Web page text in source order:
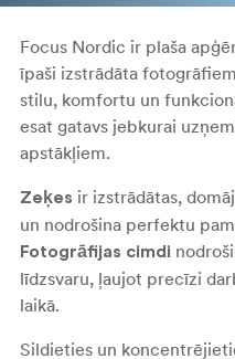
Focus Nordic ir plaša
īpaši izstrādāta
stilu, komfortu un
esat gatavs jebkurai
apstākļiem.
Zeķes ir izstrādātas,
un nodrošina perfektu
Fotogrāfijas cimdi
līdzsvaru, ļaujot precīzi
laikā.
Sildieties un